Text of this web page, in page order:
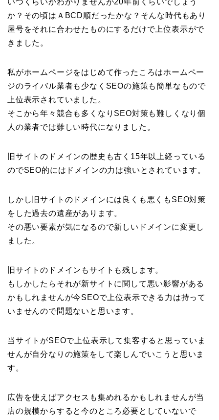
いつくらいかわかりませんが20年前くらいでしょう
か？その頃はＡBCD順だったかな？そんな時代もあり
屋号をそれに合わせたものにするだけで上位表示がで
きました。
私がホームページをはじめて作ったころはホームペー
ジのライバル業者も少なくSEOの施策も簡単なもので
上位表示されていました。
そこから年々競合も多くなりSEO対策も難しくなり個
人の業者では難しい時代になりました。
旧サイトのドメインの歴史も古く15年以上経っている
のでSEO的にはドメインの力は強いとされています。
しかし旧サイトのドメインには良くも悪くもSEO対策
をした過去の遺産があります。
その悪い要素が気になるので新しいドメインに変更し
ました。
旧サイトのドメインもサイトも残します。
もしかしたらそれが新サイトに関して悪い影響がある
かもしれませんが今SEOで上位表示できる力は持って
いませんので問題ないと思います。
当サイトがSEOで上位表示して集客すると思っていま
せんが自分なりの施策をして楽しんでいこうと思いま
す。
広告を使えばアクセスも集めれるかもしれませんが当
店の規模からすると今のところ必要としていないで